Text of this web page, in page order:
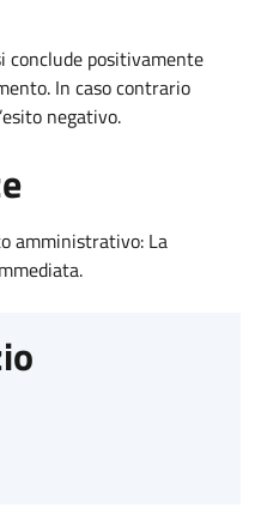
conclude positivamente
In caso contrario
negativo.
amministrativo: La